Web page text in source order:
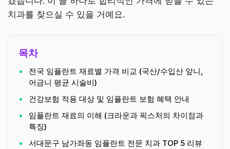
치과를 찾으실 수 있을 거예요.
목차
전국 임플란트 재료별 가격 비교 (국산/수입산 앞니,
어금니 평균 시술비)
건강보험 적용 대상 및 임플란트 보험 혜택 안내
임플란트 재료의 이해 (크라운과 픽스처의 차이점과
특징)
서대문구 남가좌동 임플란트 전문 치과 TOP 5 리뷰